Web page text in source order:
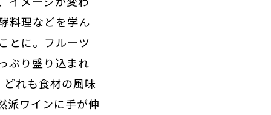
料理などを学ん
とに。フルーツ
ぷり盛り込まれ
れも食材の風味
派ワインに手が伸